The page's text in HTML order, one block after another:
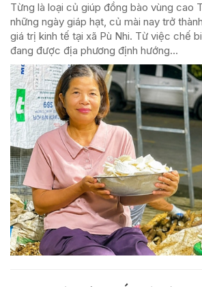
Từng là loại củ giúp đồng bào vùng cao
những ngày giáp hạt, củ mài nay trở
giá trị kinh tế tại xã Pù Nhi. Từ việc chế
đang được địa phương định hướng...